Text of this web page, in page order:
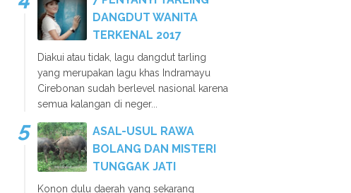
DANGDUT WANITA
TERKENAL 2017
Diakui atau tidak, lagu dangdut tarling
yang merupakan lagu khas Indramayu
Cirebonan sudah berlevel nasional karena
semua kalangan di neger...
ASAL-USUL RAWA
BOLANG DAN MISTERI
TUNGGAK JATI
Konon dulu daerah yang sekarang